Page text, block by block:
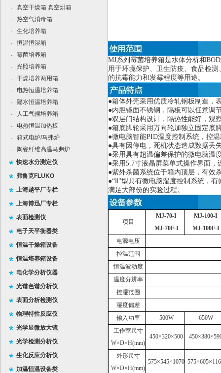
·
真空干燥箱 真空烘箱
·
热空气消毒箱
·
生化培养箱
·
恒温恒湿箱
·
霉菌培养箱
·
光照培养箱
·
干燥培养两用箱
·
电热恒温培养箱
·
隔水恒温培养箱
·
人工气候培养箱
·
电热恒温加热板
·
箱式电炉/马弗炉
·
陶瓷纤维高温马弗炉
快速水分测定仪
弗鲁克FLUKO
上海越平厂专栏
上海博迅厂专栏
表面检测仪
电子天平衡器类
恒温干燥箱设备
恒温培养箱设备
电化学分析仪器
光谱色谱分析仪
表面分析检测仪
物理特性反应仪
光学显微放大镜
光学检测分析仪
生化反应分析仪
加温恒温设备类
MJ系列霉菌培养箱是水体分析和
用于环境保护、卫生防疫、食品检
的抗霉能力和发霉程度等用途。
●箱体外壳采用优质冷轧钢板制造，
●内胆镜面不锈钢，隔板可以任意调
●双层门结构设计，隔热性能好，观
●箱底脚轮采用万向轮加独立固定底
●微电脑智能PID温度控制系统，控
●具有因停电，死机状态造成数据丢
●采用具有超温偏差保护的微电脑温
●采用5.7寸液晶屏菜单式操作界面
●紫外杀菌系统位于箱内顶层，有效
●“Ⅱ"型具有微电脑湿度控制系统，
满足大部份的实验过程。
项目
MJ-70-I
MJ-70F-I
MJ-100-I
MJ-100F-I
电源电压
控温范围
恒温波动度
温度分辨率
控湿范围
湿度偏差
输入功率
500W
650W
工作室尺寸
W×D×H(mm)
450×320×500
外形尺寸
W×D×H(mm)
575×545×1070